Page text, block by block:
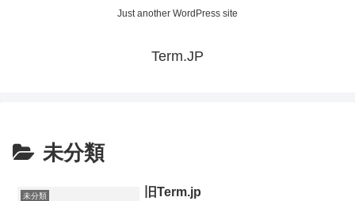
Just another WordPress site
Term.JP
未分類
未分類 旧Term.jp